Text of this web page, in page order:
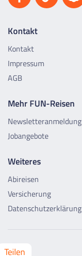
Kontakt
Kontakt
Impressum
AGB
Mehr FUN-Reisen
Newsletteranmeldung
Jobangebote
Weiteres
Abireisen
Versicherung
Datenschutzerklärung